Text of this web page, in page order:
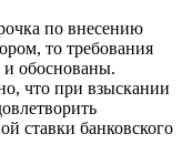
по внесению
то требования
и обоснованы.
что при взыскании
ставки банковского